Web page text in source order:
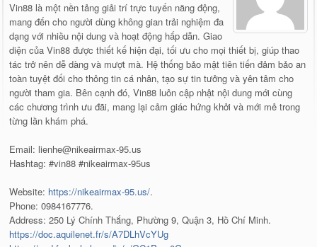
Vin88 là một nền tảng giải trí trực tuyến năng động,
mang đến cho người dùng không gian trải nghiệm đa
dạng với nhiều nội dung và hoạt động hấp dẫn. Giao
diện của Vin88 được thiết kế hiện đại, tối ưu cho mọi thiết bị, giúp thao
tác trở nên dễ dàng và mượt mà. Hệ thống bảo mật tiên tiến đảm bảo an
toàn tuyệt đối cho thông tin cá nhân, tạo sự tin tưởng và yên tâm cho
người tham gia. Bên cạnh đó, Vin88 luôn cập nhật nội dung mới cùng
các chương trình ưu đãi, mang lại cảm giác hứng khởi và mới mẻ trong
từng lần khám phá.
Email: lienhe@nikeairmax-95.us
Hashtag: #vin88 #nikeairmax-95us
Website: https://nikeairmax-95.us/.
Phone: 0984167776.
Address: 250 Lý Chính Thắng, Phường 9, Quận 3, Hồ Chí Minh.
https://doc.aquilenet.fr/s/A7DLhVcYUg